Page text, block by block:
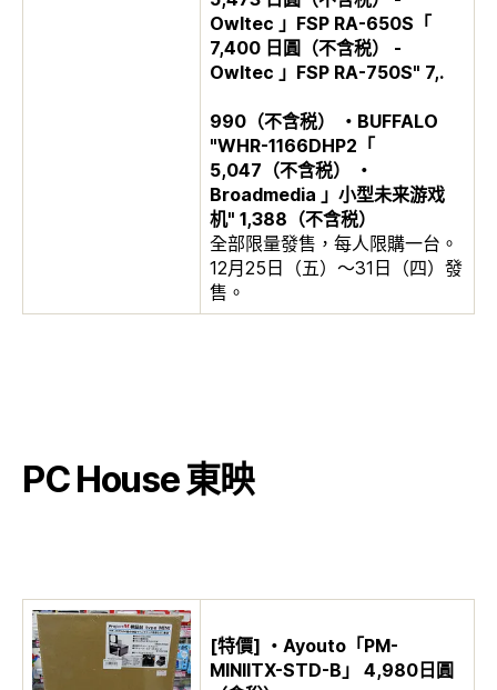
Owltec 」FSP RA-650S「
7,400 日圓（不含税） -
Owltec 」FSP RA-750S" 7,.
990（不含税） ・BUFFALO
"WHR-1166DHP2「
5,047（不含税） ・
Broadmedia 」小型未来游戏
机" 1,388（不含税）
全部限量發售，每人限購一台。
12月25日（五）～31日（四）發
售。
PC House 東映
[特價] ・Ayouto「PM-
MINIITX-STD-B」 4,980日圓